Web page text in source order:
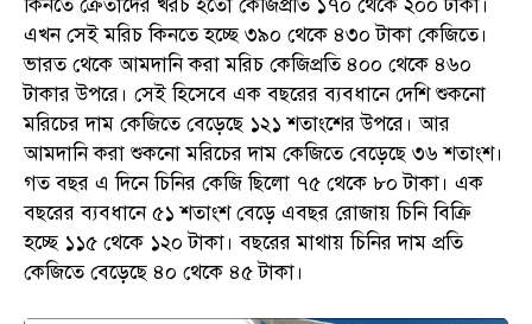
এখন সেই মরিচ কিনতে হচ্ছে ৩৯০ থেকে ৪৩০ টাকা কেজিতে।
ভারত থেকে আমদানি করা মরিচ কেজিপ্রতি ৪০০ থেকে ৪৬০
টাকার উপরে। সেই হিসেবে এক বছরের ব্যবধানে দেশি শুকনো
মরিচের দাম কেজিতে বেড়েছে ১২১ শতাংশের উপরে। আর
আমদানি করা শুকনো মরিচের দাম কেজিতে বেড়েছে ৩৬ শতাংশ।
গত বছর এ দিনে চিনির কেজি ছিলো ৭৫ থেকে ৮০ টাকা। এক
বছরের ব্যবধানে ৫১ শতাংশ বেড়ে এবছর রোজায় চিনি বিক্রি
হচ্ছে ১১৫ থেকে ১২০ টাকা। বছরের মাথায় চিনির দাম প্রতি
কেজিতে বেড়েছে ৪০ থেকে ৪৫ টাকা।